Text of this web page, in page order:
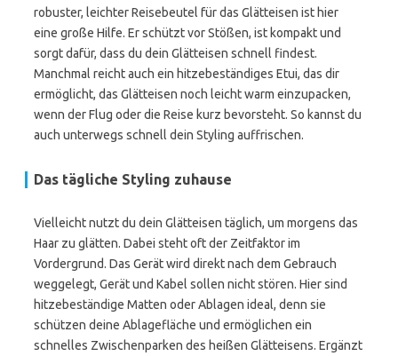
robuster, leichter Reisebeutel für das Glätteisen ist hier
eine große Hilfe. Er schützt vor Stößen, ist kompakt und
sorgt dafür, dass du dein Glätteisen schnell findest.
Manchmal reicht auch ein hitzebeständiges Etui, das dir
ermöglicht, das Glätteisen noch leicht warm einzupacken,
wenn der Flug oder die Reise kurz bevorsteht. So kannst du
auch unterwegs schnell dein Styling auffrischen.
Das tägliche Styling zuhause
Vielleicht nutzt du dein Glätteisen täglich, um morgens das
Haar zu glätten. Dabei steht oft der Zeitfaktor im
Vordergrund. Das Gerät wird direkt nach dem Gebrauch
weggelegt, Gerät und Kabel sollen nicht stören. Hier sind
hitzebeständige Matten oder Ablagen ideal, denn sie
schützen deine Ablagefläche und ermöglichen ein
schnelles Zwischenparken des heißen Glätteisens. Ergänzt